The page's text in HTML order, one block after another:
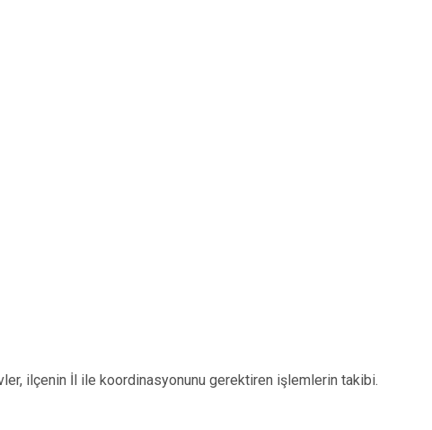
ilçenin İl ile koordinasyonunu gerektiren işlemlerin takibi.